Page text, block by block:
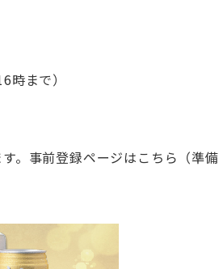
まで）
。事前登録ページはこちら（準備